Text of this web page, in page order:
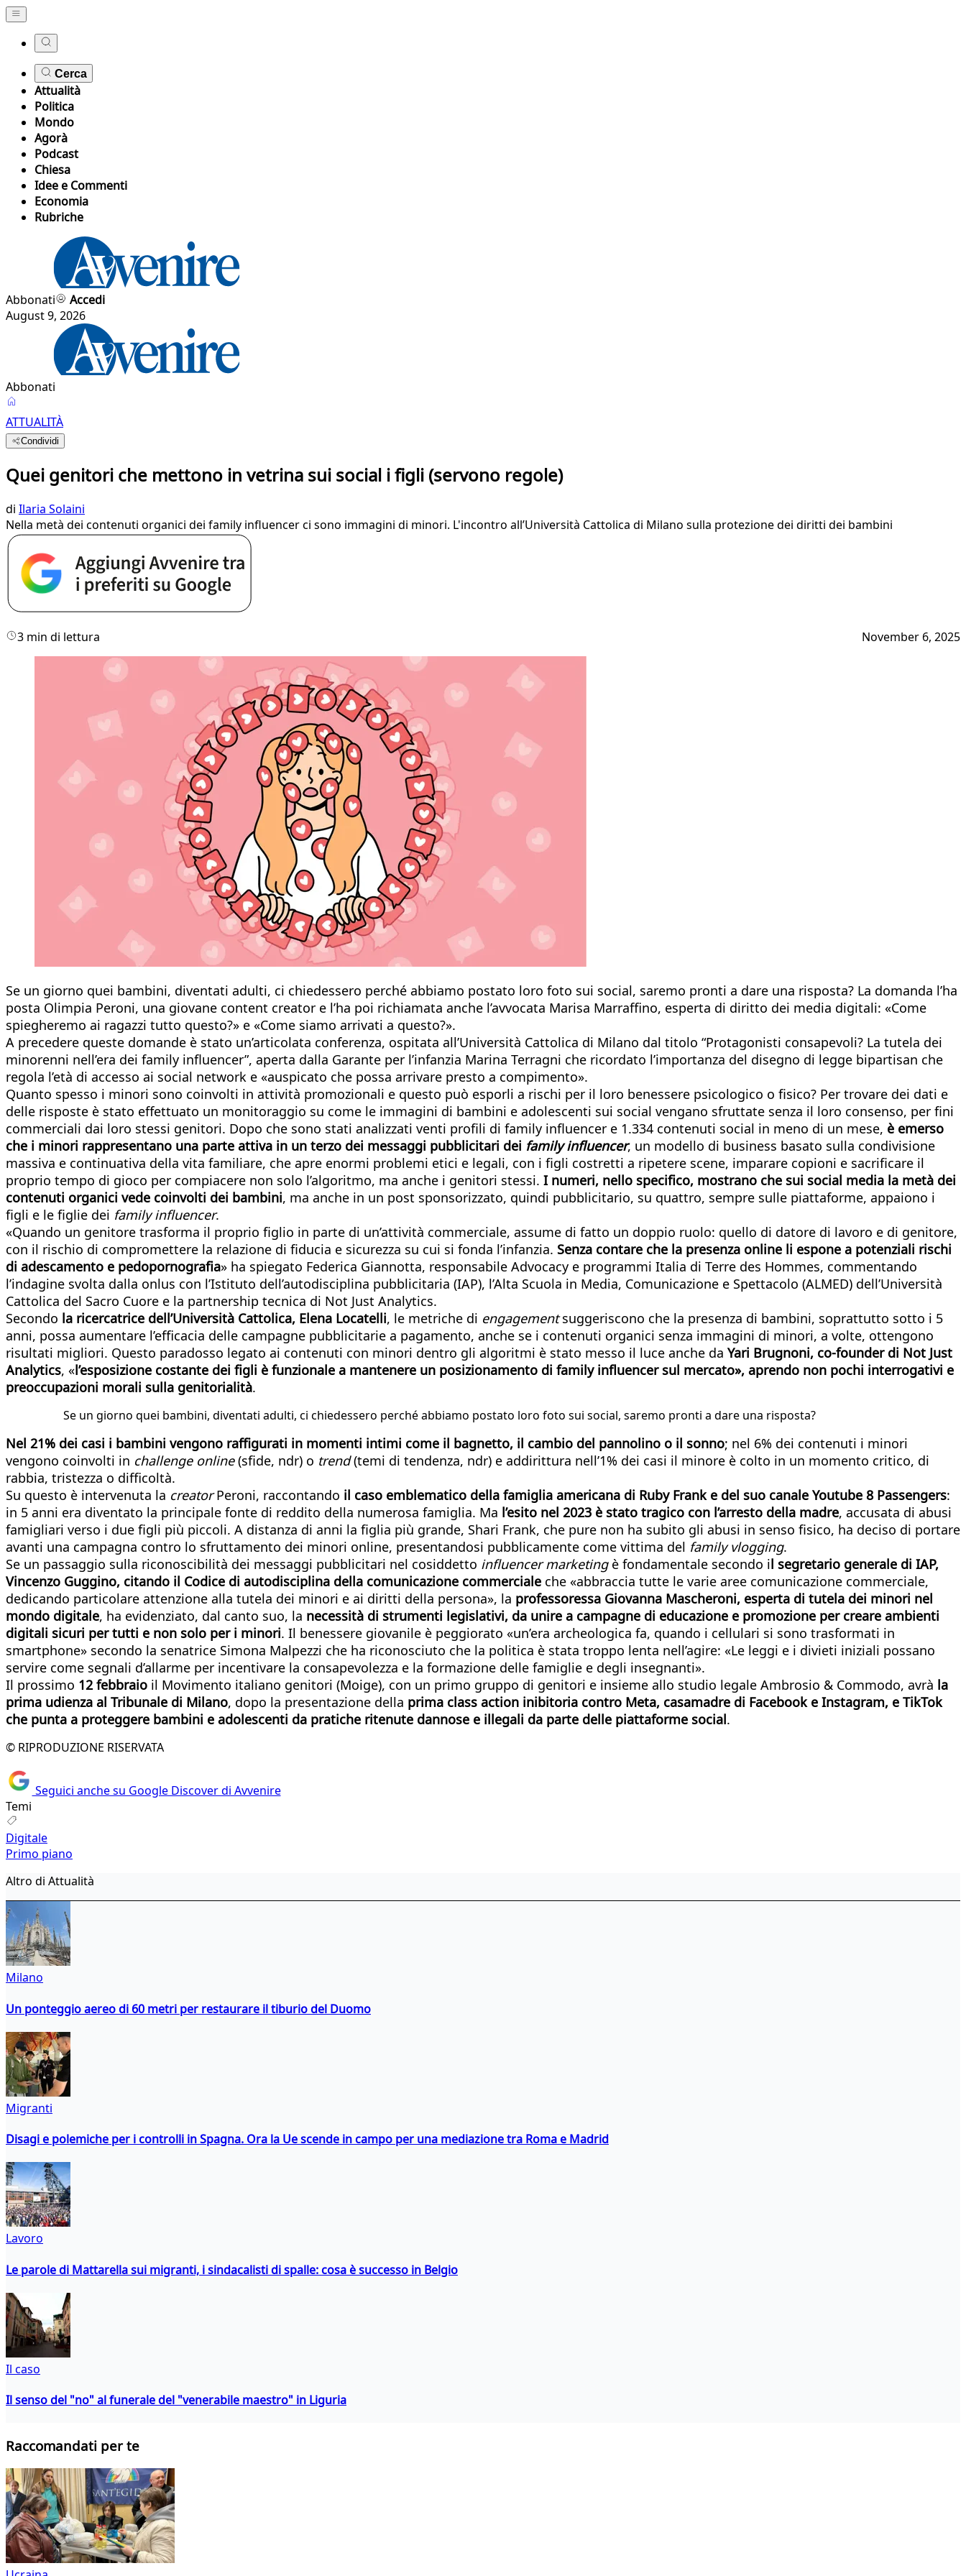
Cerca
Attualità
Politica
Mondo
Agorà
Podcast
Chiesa
Idee e Commenti
Economia
Rubriche
Abbonati
Accedi
August 9, 2026
Abbonati
ATTUALITÀ
Condividi
Quei genitori che mettono in vetrina sui social i figli (servono regole)
di Ilaria Solaini
Nella metà dei contenuti organici dei family influencer ci sono immagini di minori. L'incontro all’Università Cattolica di Milano sulla protezione dei diritti dei bambini
3 min di lettura November 6, 2025
Se un giorno quei bambini, diventati adulti, ci chiedessero perché abbiamo postato loro foto sui social, saremo pronti a dare una risposta? La domanda l’ha
posta Olimpia Peroni, una giovane content creator e l’ha poi richiamata anche l’avvocata Marisa Marraffino, esperta di diritto dei media digitali: «Come
spiegheremo ai ragazzi tutto questo?» e «Come siamo arrivati a questo?».
A precedere queste domande è stato un’articolata conferenza, ospitata all’Università Cattolica di Milano dal titolo “Protagonisti consapevoli? La tutela dei
minorenni nell’era dei family influencer”, aperta dalla Garante per l’infanzia Marina Terragni che ricordato l’importanza del disegno di legge bipartisan che
regola l’età di accesso ai social network e «auspicato che possa arrivare presto a compimento».
Quanto spesso i minori sono coinvolti in attività promozionali e questo può esporli a rischi per il loro benessere psicologico o fisico? Per trovare dei dati e
delle risposte è stato effettuato un monitoraggio su come le immagini di bambini e adolescenti sui social vengano sfruttate senza il loro consenso, per fini
commerciali dai loro stessi genitori. Dopo che sono stati analizzati venti profili di family influencer e 1.334 contenuti social in meno di un mese, è emerso
che i minori rappresentano una parte attiva in un terzo dei messaggi pubblicitari dei family influencer, un modello di business basato sulla condivisione
massiva e continuativa della vita familiare, che apre enormi problemi etici e legali, con i figli costretti a ripetere scene, imparare copioni e sacrificare il
proprio tempo di gioco per compiacere non solo l’algoritmo, ma anche i genitori stessi. I numeri, nello specifico, mostrano che sui social media la metà dei
contenuti organici vede coinvolti dei bambini, ma anche in un post sponsorizzato, quindi pubblicitario, su quattro, sempre sulle piattaforme, appaiono i
figli e le figlie dei family influencer.
«Quando un genitore trasforma il proprio figlio in parte di un’attività commerciale, assume di fatto un doppio ruolo: quello di datore di lavoro e di genitore,
con il rischio di compromettere la relazione di fiducia e sicurezza su cui si fonda l’infanzia. Senza contare che la presenza online li espone a potenziali rischi
di adescamento e pedopornografia» ha spiegato Federica Giannotta, responsabile Advocacy e programmi Italia di Terre des Hommes, commentando
l’indagine svolta dalla onlus con l’Istituto dell’autodisciplina pubblicitaria (IAP), l’Alta Scuola in Media, Comunicazione e Spettacolo (ALMED) dell’Università
Cattolica del Sacro Cuore e la partnership tecnica di Not Just Analytics.
Secondo la ricercatrice dell’Università Cattolica, Elena Locatelli, le metriche di engagementsuggeriscono che la presenza di bambini, soprattutto sotto i 5
anni, possa aumentare l’efficacia delle campagne pubblicitarie a pagamento, anche se i contenuti organici senza immagini di minori, a volte, ottengono
risultati migliori. Questo paradosso legato ai contenuti con minori dentro gli algoritmi è stato messo il luce anche da Yari Brugnoni, co-founder di Not Just
Analytics, «l’esposizione costante dei figli è funzionale a mantenere un posizionamento di family influencer sul mercato», aprendo non pochi interrogativi e
preoccupazioni morali sulla genitorialità.
Se un giorno quei bambini, diventati adulti, ci chiedessero perché abbiamo postato loro foto sui social, saremo pronti a dare una risposta?
Nel 21% dei casi i bambini vengono raffigurati in momenti intimi come il bagnetto, il cambio del pannolino o il sonno; nel 6% dei contenuti i minori
vengono coinvolti in challenge online(sfide, ndr) o trend(temi di tendenza, ndr) e addirittura nell’1% dei casi il minore è colto in un momento critico, di
rabbia, tristezza o difficoltà.
Su questo è intervenuta la creatorPeroni, raccontando il caso emblematico della famiglia americana di Ruby Frank e del suo canale Youtube 8 Passengers:
in 5 anni era diventato la principale fonte di reddito della numerosa famiglia. Ma l’esito nel 2023 è stato tragico con l’arresto della madre, accusata di abusi
famigliari verso i due figli più piccoli. A distanza di anni la figlia più grande, Shari Frank, che pure non ha subito gli abusi in senso fisico, ha deciso di portare
avanti una campagna contro lo sfruttamento dei minori online, presentandosi pubblicamente come vittima del family vlogging.
Se un passaggio sulla riconoscibilità dei messaggi pubblicitari nel cosiddetto influencer marketingè fondamentale secondo il segretario generale di IAP,
Vincenzo Guggino, citando il Codice di autodisciplina della comunicazione commerciale che «abbraccia tutte le varie aree comunicazione commerciale,
dedicando particolare attenzione alla tutela dei minori e ai diritti della persona», la professoressa Giovanna Mascheroni, esperta di tutela dei minori nel
mondo digitale, ha evidenziato, dal canto suo, la necessità di strumenti legislativi, da unire a campagne di educazione e promozione per creare ambienti
digitali sicuri per tutti e non solo per i minori. Il benessere giovanile è peggiorato «un’era archeologica fa, quando i cellulari si sono trasformati in
smartphone» secondo la senatrice Simona Malpezzi che ha riconosciuto che la politica è stata troppo lenta nell’agire: «Le leggi e i divieti iniziali possano
servire come segnali d’allarme per incentivare la consapevolezza e la formazione delle famiglie e degli insegnanti».
Il prossimo 12 febbraio il Movimento italiano genitori (Moige), con un primo gruppo di genitori e insieme allo studio legale Ambrosio & Commodo, avrà la
prima udienza al Tribunale di Milano, dopo la presentazione della prima class action inibitoria contro Meta, casamadre di Facebook e Instagram, e TikTok
che punta a proteggere bambini e adolescenti da pratiche ritenute dannose e illegali da parte delle piattaforme social.
© RIPRODUZIONE RISERVATA
Seguici anche su Google Discover di Avvenire
Temi
Digitale
Primo piano
Altro di Attualità
Milano
Un ponteggio aereo di 60 metri per restaurare il tiburio del Duomo
Migranti
Disagi e polemiche per i controlli in Spagna. Ora la Ue scende in campo per una mediazione tra Roma e Madrid
Lavoro
Le parole di Mattarella sui migranti, i sindacalisti di spalle: cosa è successo in Belgio
Il caso
Il senso del "no" al funerale del "venerabile maestro" in Liguria
Raccomandati per te